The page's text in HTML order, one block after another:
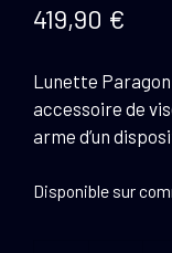
419,90 €
Lunette
accessoire de
arme d’un
Disponible sur